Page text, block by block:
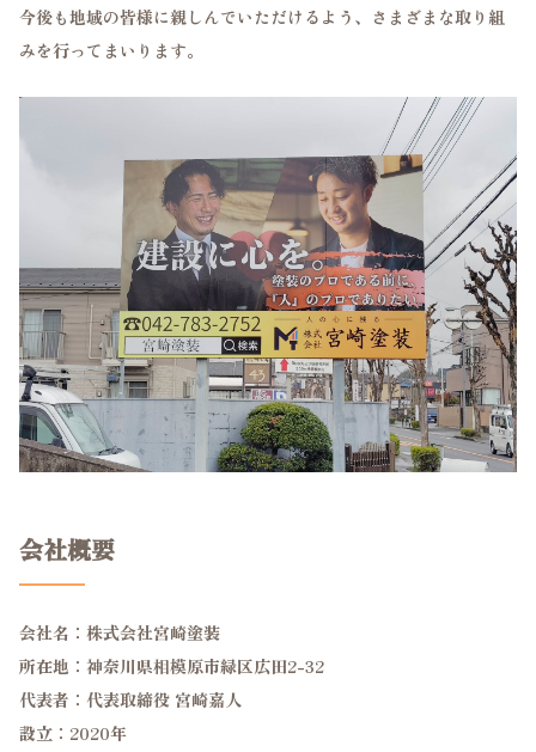
今後も地域の皆様に親しんでいただけるよう、さまざまな取り組
みを行ってまいります。
会社概要
会社名：株式会社宮崎塗装
所在地：神奈川県相模原市緑区広田2-32
代表者：代表取締役 宮崎嘉人
設立：2020年